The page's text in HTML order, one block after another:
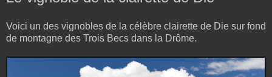
Voici un des vignobles de la célèbre clairette de Die sur fond
de montagne des Trois Becs dans la Drôme.